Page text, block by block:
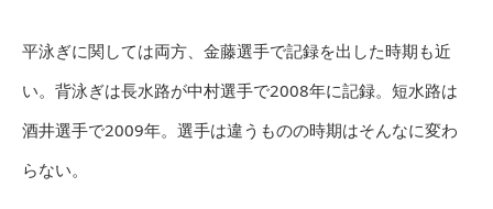
平泳ぎに関しては両方、金藤選手で記録を出した時期も近
い。背泳ぎは長水路が中村選手で2008年に記録。短水路は
酒井選手で2009年。選手は違うものの時期はそんなに変わ
らない。